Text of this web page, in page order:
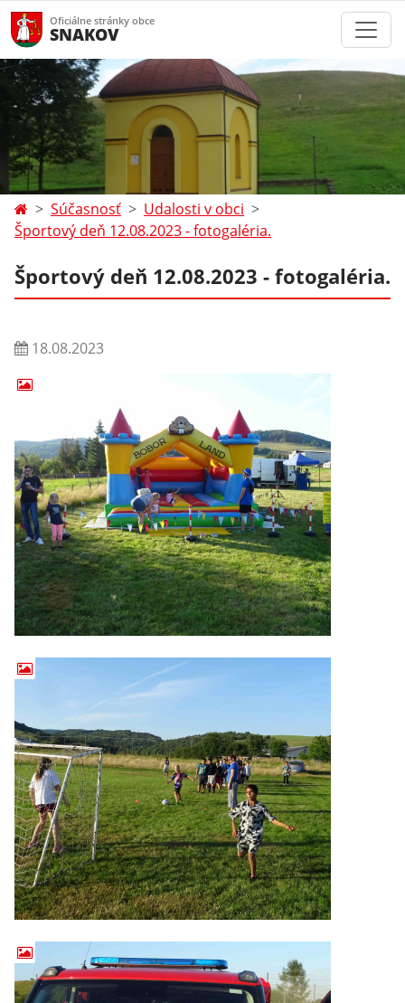
Oficiálne stránky obce
SNAKOV
Súčasnosť
Udalosti v obci
Športový deň 12.08.2023 - fotogaléria.
Športový deň 12.08.2023 - fotogaléria.
18.08.2023